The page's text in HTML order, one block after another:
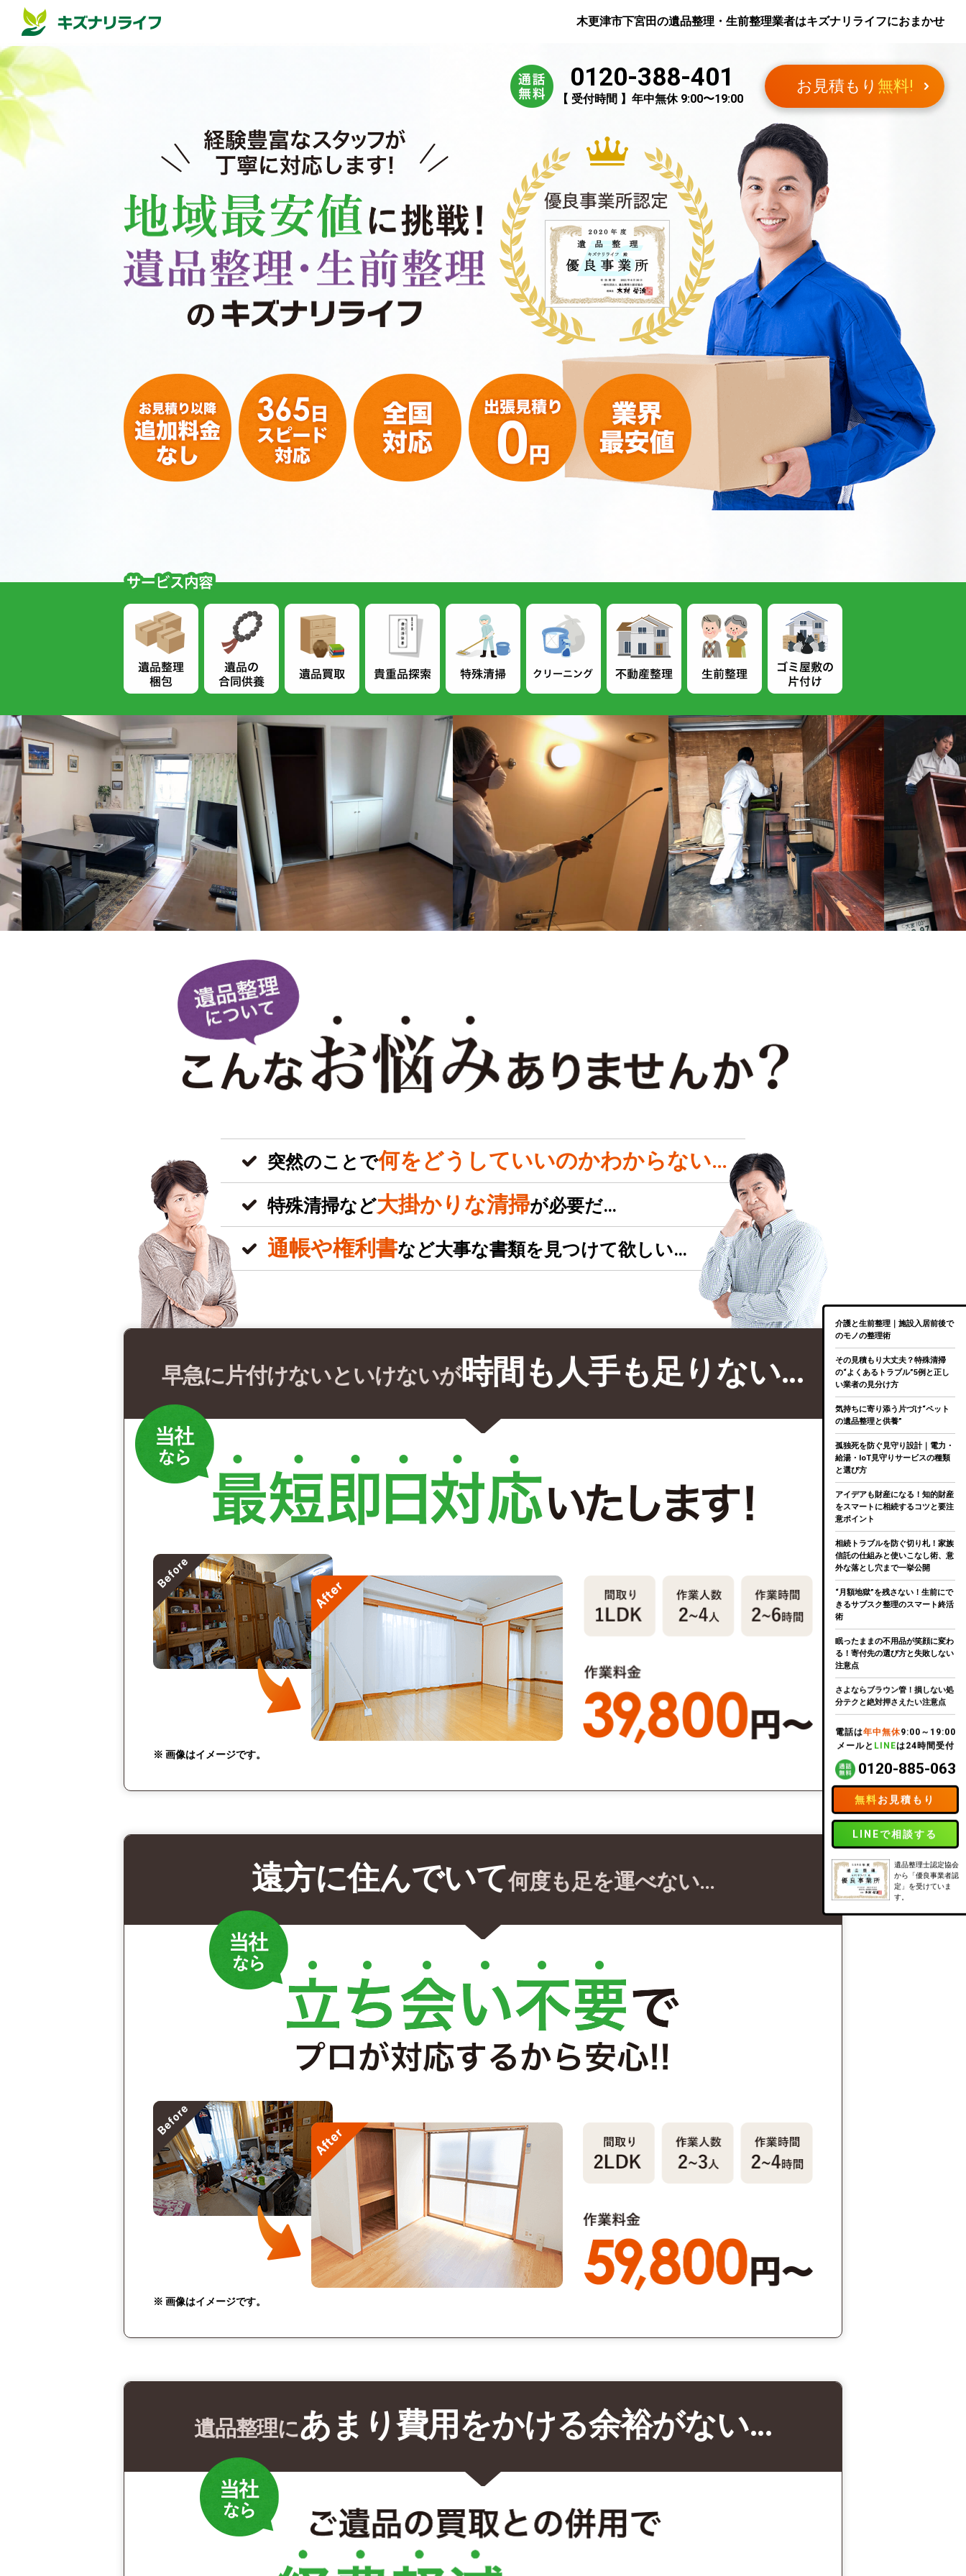
木更津市下宮田の遺品整理・生前整理業者はキズナリライフにおまかせ
0120-388-401
【 受付時間 】年中無休 9:00〜19:00
お見積もり 無料!
突然のことで何をどうしていいのかわからない…
特殊清掃など大掛かりな清掃が必要だ…
通帳や権利書など大事な書類を見つけて欲しい…
早急に片付けないといけないが時間も人手も足りない…
※ 画像はイメージです。
遠方に住んでいて何度も足を運べない…
※ 画像はイメージです。
遺品整理にあまり費用をかける余裕がない…
介護と生前整理｜施設入居前後で
のモノの整理術
その見積もり大丈夫？特殊清掃
の“よくあるトラブル”5例と正し
い業者の見分け方
気持ちに寄り添う片づけ“ペット
の遺品整理と供養”
孤独死を防ぐ見守り設計｜電力・
給湯・IoT見守りサービスの種類
と選び方
アイデアも財産になる！知的財産
をスマートに相続するコツと要注
意ポイント
相続トラブルを防ぐ切り札！家族
信託の仕組みと使いこなし術、意
外な落とし穴まで一挙公開
“月額地獄”を残さない！生前にで
きるサブスク整理のスマート終活
術
眠ったままの不用品が笑顔に変わ
る！寄付先の選び方と失敗しない
注意点
さよならブラウン管！損しない処
分テクと絶対押さえたい注意点
電話は年中無休9:00～19:00
メールと LINEは24時間受付
0120-885-063
無料お見積もり
LINEで相談する
遺品整理士認定協会
から「優良事業者認
定」を受けていま
す。